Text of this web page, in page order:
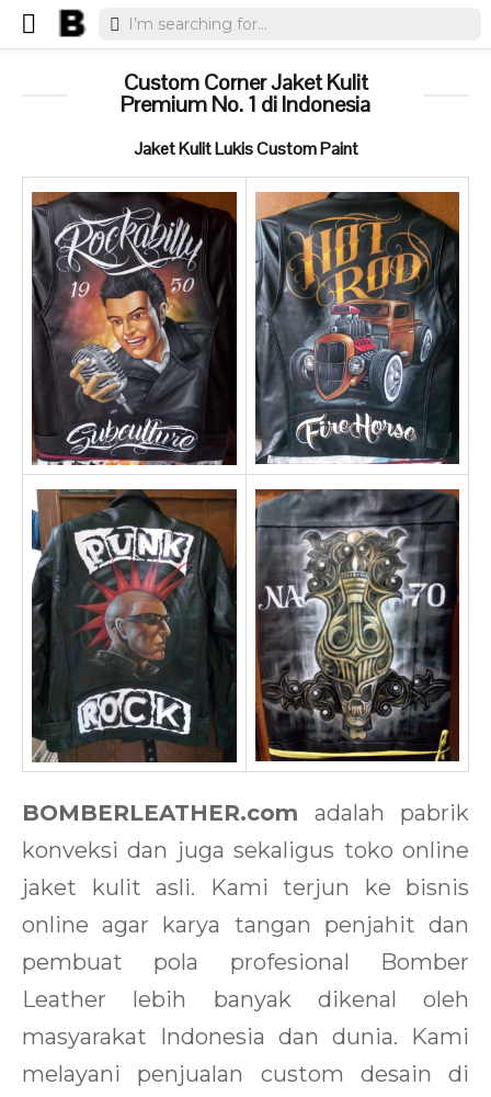
Custom Corner Jaket Kulit
Premium No. 1 di Indonesia
Jaket Kulit Lukis Custom Paint
BOMBERLEATHER.com adalah pabrik
konveksi dan juga sekaligus toko online
jaket kulit asli. Kami terjun ke bisnis
online agar karya tangan penjahit dan
pembuat pola profesional Bomber
Leather lebih banyak dikenal oleh
masyarakat Indonesia dan dunia. Kami
melayani penjualan custom desain di